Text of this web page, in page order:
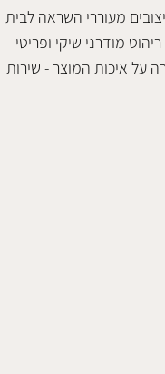
מעוררי השראה לבית
מודרני שיקי ופריטי
על איכות המוצר - שירות